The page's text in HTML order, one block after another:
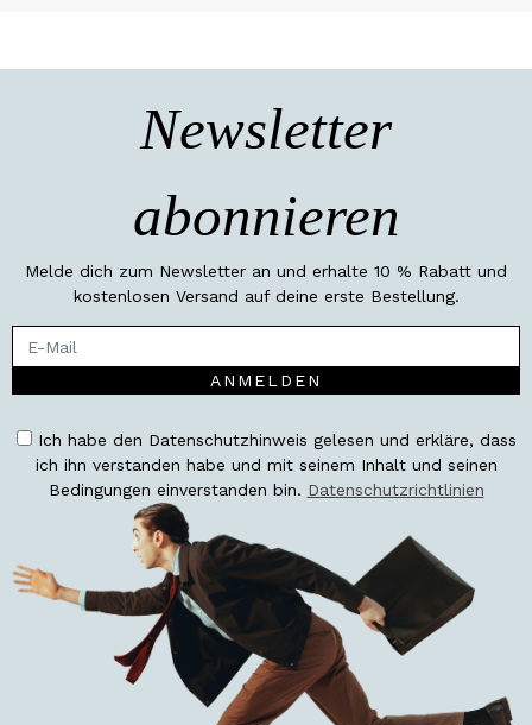
Newsletter
abonnieren
Melde dich zum Newsletter an und erhalte 10 % Rabatt und
kostenlosen Versand auf deine erste Bestellung.
ANMELDEN
Ich habe den Datenschutzhinweis gelesen und erkläre, dass
ich ihn verstanden habe und mit seinem Inhalt und seinen
Bedingungen einverstanden bin. Datenschutzrichtlinien